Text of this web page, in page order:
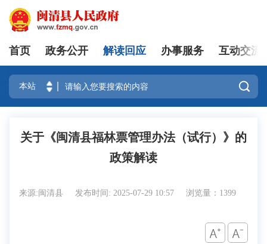
登录
首页 政务公开 解读回应 办事服务 互动交流

关于《闽清县福林票管理办法（试行）》的
政策解读
来源:闽清县 发布时间: 2025-07-29 10:57 浏览量：1399